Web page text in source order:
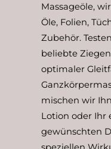
Massageöle,
Öle, Folien,
Zubehör.
beliebte
optimaler
mischen wir
Lotion oder Ihr
gewünschten